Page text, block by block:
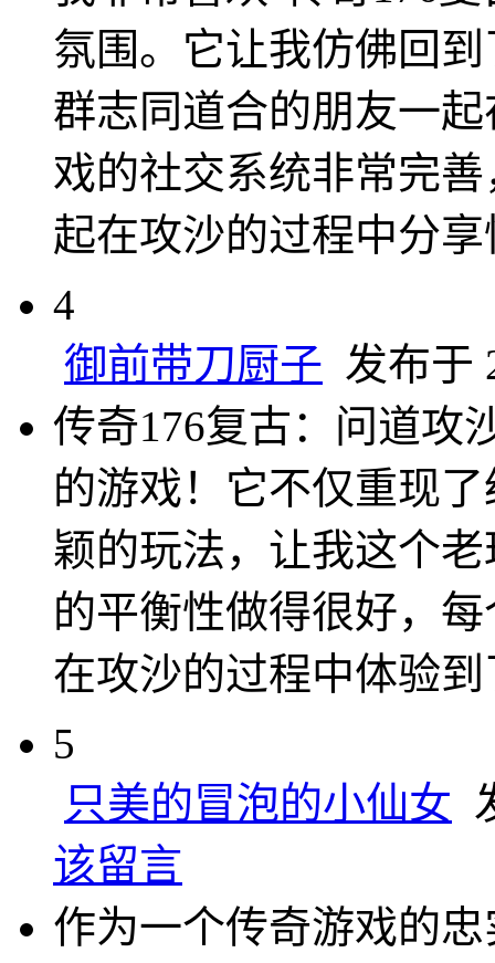
氛围。它让我仿佛回
群志同道合的朋友一
戏的社交系统非常完
起在攻沙的过程中分
4
御前带刀厨子 发布于
传奇176复古：问道攻
的游戏！它不仅重现
颖的玩法，让我这个
的平衡性做得很好，
在攻沙的过程中体验
5
只美的冒泡的小仙女
该留言
作为一个传奇游戏的